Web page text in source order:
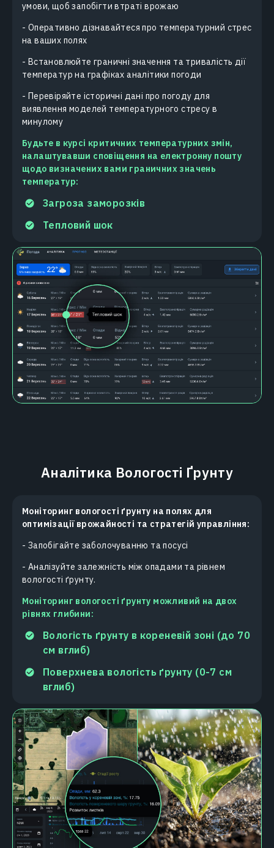
умови, щоб запобігти втраті врожаю
- Оперативно дізнавайтеся про температурний стрес
на ваших полях
- Встановлюйте граничні значення та тривалість дії
температур на графіках аналітики погоди
- Перевіряйте історичні дані про погоду для
виявлення моделей температурного стресу в
минулому
Будьте в курсі критичних температурних змін,
налаштувавши сповіщення на електронну пошту
щодо визначених вами граничних значень
температур:
Загроза заморозків
Тепловий шок
Аналітика Вологості Ґрунту
Моніторинг вологості ґрунту на полях для
оптимізації врожайності та стратегій управління:
- Запобігайте заболочуванню та посусі
- Аналізуйте залежність між опадами та рівнем
вологості ґрунту.
Моніторинг вологості ґрунту можливий на двох
рівнях глибини:
Вологість ґрунту в кореневій зоні (до 70
см вглиб)
Поверхнева вологість ґрунту (0-7 см
вглиб)